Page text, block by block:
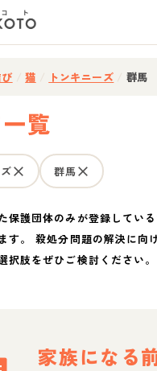
猫 トンキニーズ 群馬
覧
群馬
保護団体のみが登録してい
す。 殺処分問題の解決に向
択肢をぜひご検討ください。
家族になる